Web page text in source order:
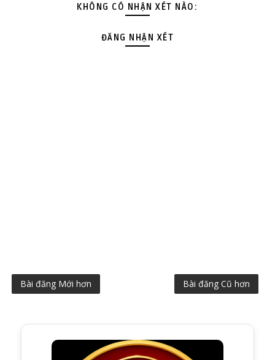
KHÔNG CÓ NHẬN XÉT NÀO:
ĐĂNG NHẬN XÉT
Bài đăng Mới hơn Bài đăng Cũ hơn